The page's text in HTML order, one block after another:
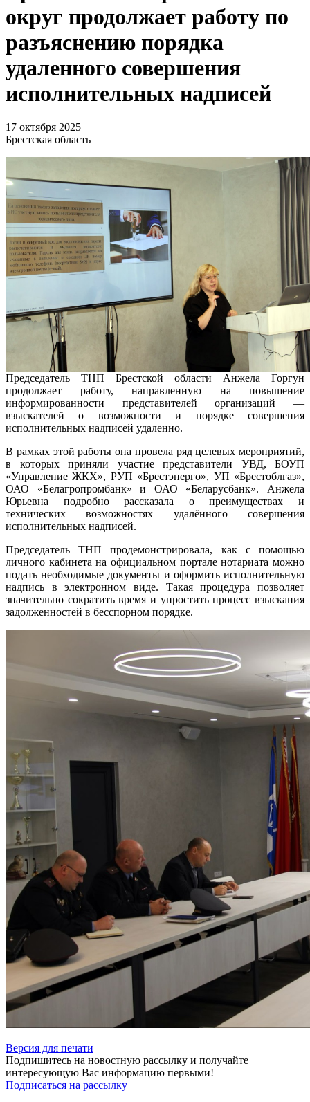
округ продолжает работу по
разъяснению порядка
удаленного совершения
исполнительных надписей
17 октября 2025
Брестская область
Председатель ТНП Брестской области Анжела Горгун
продолжает работу, направленную на повышение
информированности представителей организаций —
взыскателей о возможности и порядке совершения
исполнительных надписей удаленно.
В рамках этой работы она провела ряд целевых мероприятий,
в которых приняли участие представители УВД, БОУП
«Управление ЖКХ», РУП «Брестэнерго», УП «Брестоблгаз»,
ОАО «Белагропромбанк» и ОАО «Беларусбанк». Анжела
Юрьевна подробно рассказала о преимуществах и
технических возможностях удалённого совершения
исполнительных надписей.
Председатель ТНП продемонстрировала, как с помощью
личного кабинета на официальном портале нотариата можно
подать необходимые документы и оформить исполнительную
надпись в электронном виде. Такая процедура позволяет
значительно сократить время и упростить процесс взыскания
задолженностей в бесспорном порядке.
Версия для печати
Подпишитесь на новостную рассылку и получайте
интересующую Вас информацию первыми!
Подписаться на рассылку